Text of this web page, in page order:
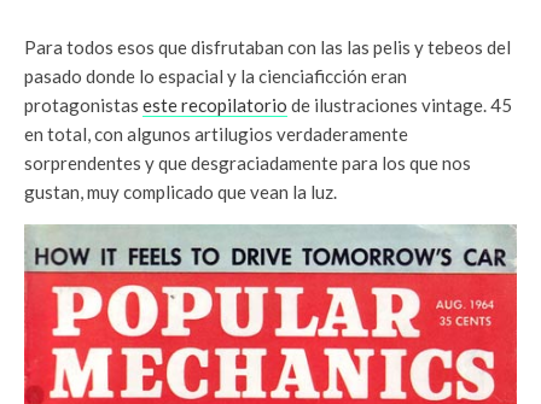
Para todos esos que disfrutaban con las las pelis y tebeos del
pasado donde lo espacial y la cienciaficción eran
protagonistas este recopilatorio de ilustraciones vintage. 45
en total, con algunos artilugios verdaderamente
sorprendentes y que desgraciadamente para los que nos
gustan, muy complicado que vean la luz.